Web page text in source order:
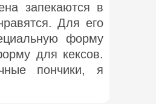
запекаются в
Для его
форму
для кексов.
пончики, я